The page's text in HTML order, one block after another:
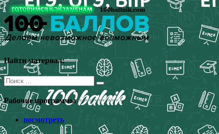
Перейти
к
содержимому
Найти материал:
Поиск
для:
Рабочие программы
посмотреть